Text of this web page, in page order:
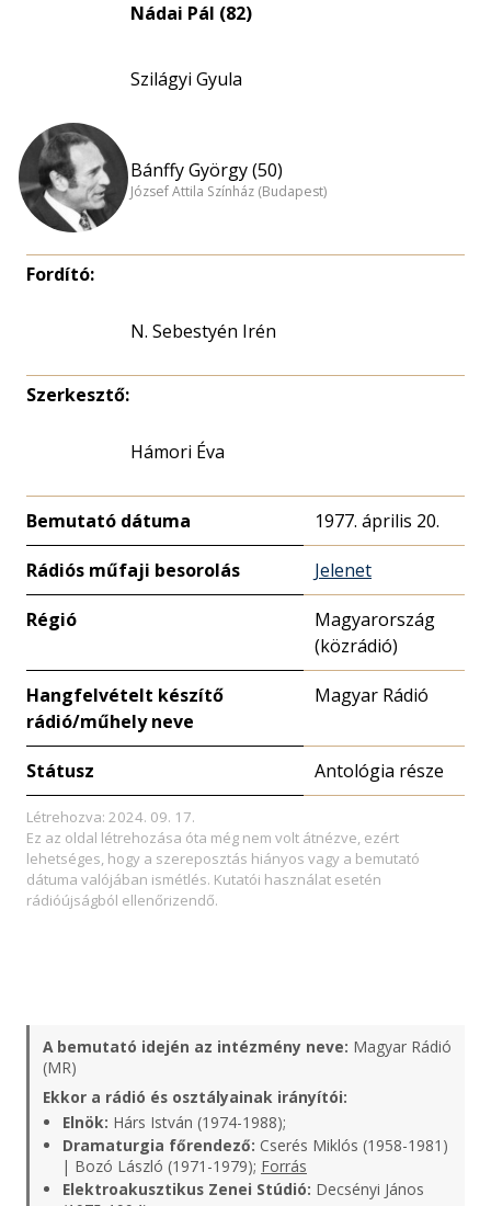
Nádai Pál (82)
Szilágyi Gyula
Bánffy György (50)
József Attila Színház (Budapest)
Fordító:
N. Sebestyén Irén
Szerkesztő:
Hámori Éva
Bemutató dátuma 1977. április 20.
Rádiós műfaji besorolás Jelenet
Régió
Magyarország
(közrádió)
Hangfelvételt készítő
rádió/műhely neve
Magyar Rádió
Státusz Antológia része
Létrehozva: 2024. 09. 17.
Ez az oldal létrehozása óta még nem volt átnézve, ezért
lehetséges, hogy a szereposztás hiányos vagy a bemutató
dátuma valójában ismétlés. Kutatói használat esetén
rádióújságból ellenőrizendő.
A bemutató idején az intézmény neve: Magyar Rádió
(MR)
Ekkor a rádió és osztályainak irányítói:
Elnök: Hárs István (1974-1988);
Dramaturgia főrendező: Cserés Miklós (1958-1981)
| Bozó László (1971-1979); Forrás
Elektroakusztikus Zenei Stúdió: Decsényi János